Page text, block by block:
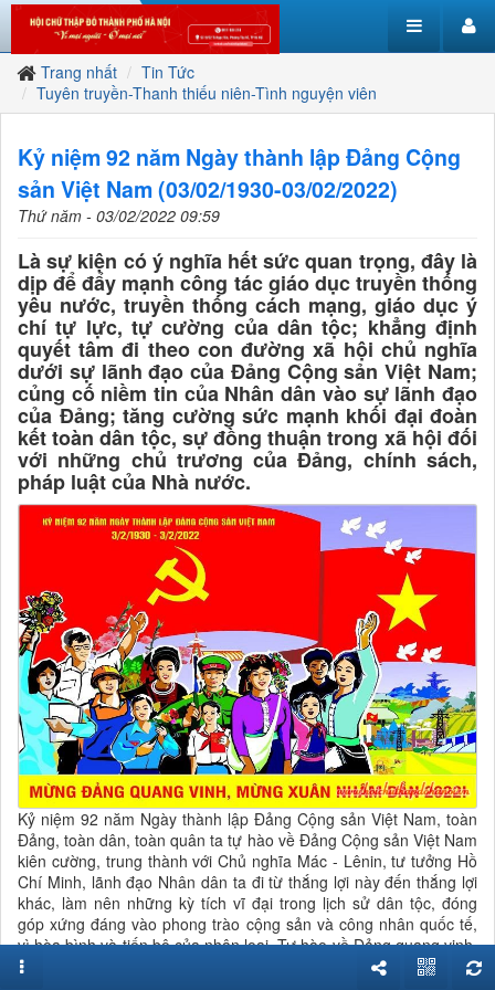
Trang nhất
Tin Tức
Tuyên truyền-Thanh thiếu niên-Tình nguyện viên
Kỷ niệm 92 năm Ngày thành lập Đảng Cộng
sản Việt Nam (03/02/1930-03/02/2022)
Thứ năm - 03/02/2022 09:59
Là sự kiện có ý nghĩa hết sức quan trọng, đây là
dịp để đẩy mạnh công tác giáo dục truyền thống
yêu nước, truyền thống cách mạng, giáo dục ý
chí tự lực, tự cường của dân tộc; khẳng định
quyết tâm đi theo con đường xã hội chủ nghĩa
dưới sự lãnh đạo của Đảng Cộng sản Việt Nam;
củng cố niềm tin của Nhân dân vào sự lãnh đạo
của Đảng; tăng cường sức mạnh khối đại đoàn
kết toàn dân tộc, sự đồng thuận trong xã hội đối
với những chủ trương của Đảng, chính sách,
pháp luật của Nhà nước.
Kỷ niệm 92 năm Ngày thành lập Đảng Cộng sản Việt Nam, toàn
Đảng, toàn dân, toàn quân ta tự hào về Đảng Cộng sản Việt Nam
kiên cường, trung thành với Chủ nghĩa Mác - Lênin, tư tưởng Hồ
Chí Minh, lãnh đạo Nhân dân ta đi từ thắng lợi này đến thắng lợi
khác, làm nên những kỳ tích vĩ đại trong lịch sử dân tộc, đóng
góp xứng đáng vào phong trào cộng sản và công nhân quốc tế,
vì hòa bình và tiến bộ của nhân loại. Tự hào về Đảng quang vinh,
Bác Hồ vĩ đại, mỗi cán bộ, đảng viên và mỗi người dân Việt Nam